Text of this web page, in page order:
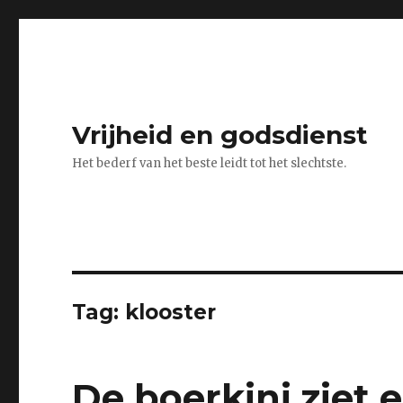
Vrijheid en godsdienst
Het bederf van het beste leidt tot het slechtste.
Tag: klooster